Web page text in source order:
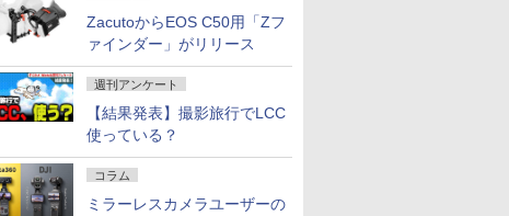
ZacutoからEOS C50用「Zフ
ァインダー」がリリース
週刊アンケート
【結果発表】撮影旅行でLCC
使っている？
コラム
ミラーレスカメラユーザーの